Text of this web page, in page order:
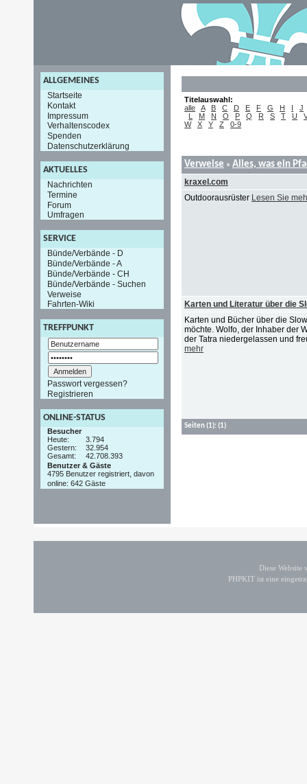
ALLGEMEINES
Startseite
Kontakt
Impressum
Verhaltenscodex
Spenden
Datenschutzerklärung
AKTUELLES
Nachrichten
Termine
Forum
Umfragen
SERVICE
Bünde/Verbände - D
Bünde/Verbände - A
Bünde/Verbände - CH
Bünde/Verbände - Suchen
Verweise
Fahrten-Wiki
TREFFPUNKT
Passwort vergessen?
Registrieren
ONLINE-STATUS
Besucher
Heute:
3.794
Gestern:
32.954
Gesamt:
42.708.393
Benutzer & Gäste
4795 Benutzer registriert, davon
online: 642 Gäste
Titelauswahl:
alle
A B C D E F G H I
J
L
M N O P Q R S T U
W
X Y Z 0-9
Verweise » Alles, was ein
kraxel.com
Outdoorausrüster Lesen Sie
Karten und Literatur über die
Karten und Bücher über die
möchte. Wolfo, der Inhaber der
der Tatra niedergelassen und
mehr
Seiten(1): (1)
Diese
PHPKIT ist eine